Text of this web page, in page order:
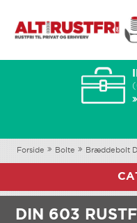
Forside Bolte Bræddebolt
DIN 603